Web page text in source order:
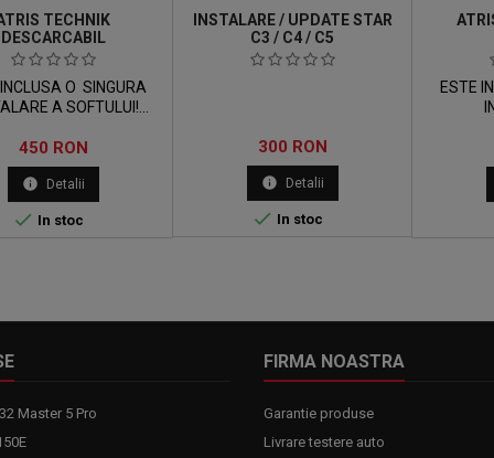
TECHNIK
DESCARCABIL
O SINGURA
A SOFTULUI!
dvs de client ca si
dupa
platii. Daca doriti
acest produs va
cumparati Atris DVD.
Pret
450 RON
info Detalii
 In stoc
INSTALARE / UPDATE STAR
C3 / C4 / C5
Pret
300 RON
info Detalii
 In stoc
ESTE
pe
doriti
Master 5 Pro
FIRMA NOASTRA
Garantie produse
Livrare testere auto